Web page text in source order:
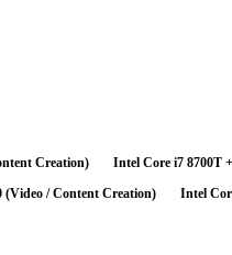
Creation)
Intel Core i7 8700T
(Video / Content Creation)
Intel